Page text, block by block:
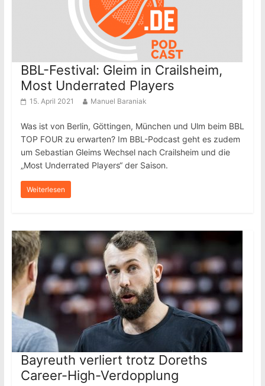
BBL-Festival: Gleim in Crailsheim,
Most Underrated Players
15. April 2021 Manuel Baraniak
Was ist von Berlin, Göttingen, München und Ulm beim BBL
TOP FOUR zu erwarten? Im BBL-Podcast geht es zudem
um Sebastian Gleims Wechsel nach Crailsheim und die
„Most Underrated Players“ der Saison.
Weiterlesen
Bayreuth verliert trotz Doreths
Career-High-Verdopplung